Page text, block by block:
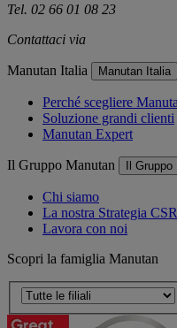
Tel. 02 66 01 08 23
Contattaci via
Manutan Italia Manutan Italia
Perché scegliere
Soluzione grandi clienti
Manutan Expert
Il Gruppo Manutan Il
Chi siamo
La nostra Strategia CSR
Lavora con noi
Scopri la famiglia Manutan